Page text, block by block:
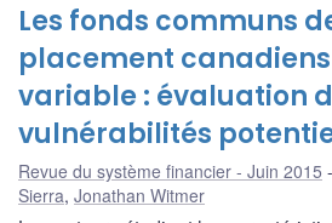
Les fonds communs
placement
variable : évaluation
vulnérabilités
Revue du système financier - Juin 2015
Sierra, Jonathan Witmer